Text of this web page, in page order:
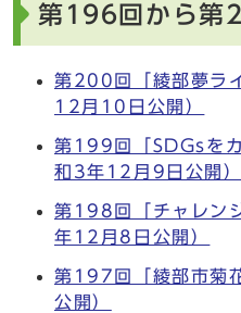
第196回から第
第200回「綾部夢ラ
12月10日公開）
第199回「SDGsを
和3年12月9日公開）
第198回「チャレン
年12月8日公開）
第197回「綾部市菊
公開）